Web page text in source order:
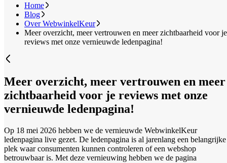
Home
Blog
Over WebwinkelKeur
Meer overzicht, meer vertrouwen en meer zichtbaarheid voor je
reviews met onze vernieuwde ledenpagina!
Meer overzicht, meer vertrouwen en meer
zichtbaarheid voor je reviews met onze
vernieuwde ledenpagina!
Op 18 mei 2026 hebben we de vernieuwde WebwinkelKeur
ledenpagina live gezet. De ledenpagina is al jarenlang een belangrijke
plek waar consumenten kunnen controleren of een webshop
betrouwbaar is. Met deze vernieuwing hebben we de pagina